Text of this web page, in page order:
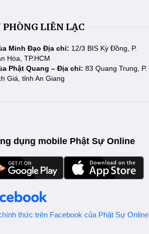
PHÒNG LIÊN LẠC
Minh Đạo Địa chỉ: 12/3 BIS Kỳ Đồng, P.
Hòa, TP.HCM
Phật Quang – Địa chỉ: 83 Quang Trung, P.
Giá, tỉnh An Giang
dụng mobile Phật Sự Online
thức trên Facebook của Phật Sự Online